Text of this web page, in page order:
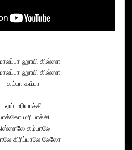
ஹாயி கிஸ்ஸா
ஹாயி கிஸ்ஸா
கம்பா கம்பா
ஏய் மரியாச்சி
மரியாச்சி
கம்பாலே
கிரிப்பாலே லேலோ